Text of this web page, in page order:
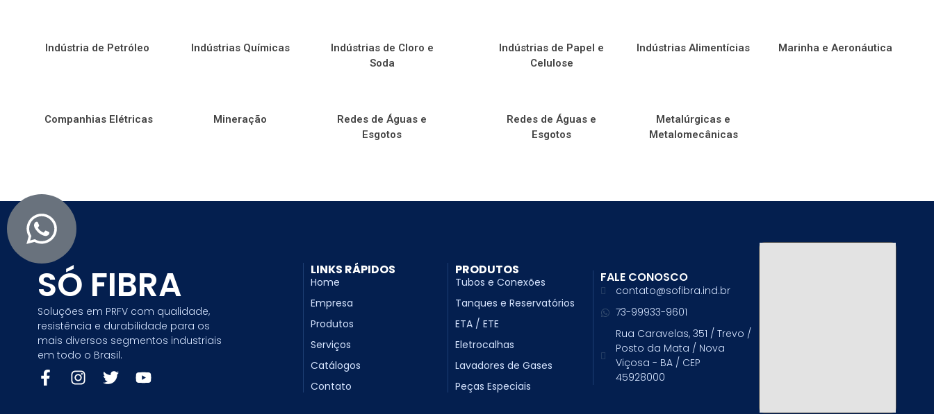
Indústria de Petróleo Indústrias Químicas
Indústrias de Cloro e
Soda
Companhias Elétricas Mineração
Redes de Águas e
Esgotos
Indústrias de Papel e
Celulose
Indústrias Alimentícias Marinha e Aeronáutica
Redes de Águas e
Esgotos
Metalúrgicas e
Metalomecânicas
SÓ FIBRA
Soluções em PRFV com qualidade,
resistência e durabilidade para os
mais diversos segmentos industriais
em todo o Brasil.
LINKS RÁPIDOS
Home
Empresa
Produtos
Serviços
Catálogos
Contato
PRODUTOS
Tubos e Conexões
Tanques e Reservatórios
ETA / ETE
Eletrocalhas
Lavadores de Gases
Peças Especiais
FALE CONOSCO
contato@sofibra.ind.br
73-99933-9601
Rua Caravelas, 351 / Trevo /
Posto da Mata / Nova
Viçosa - BA / CEP
45928000